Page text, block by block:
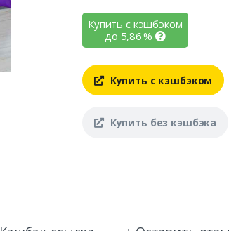
Купить с кэшбэком
до 5,86%
Купить с кэшбэком
Купить без кэшбэка